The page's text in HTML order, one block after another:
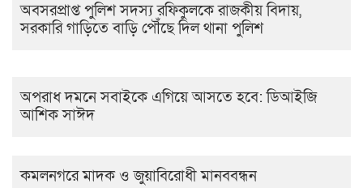
অবসরপ্রাপ্ত পুলিশ সদস্য রফিকুলকে রাজকীয় বিদায়,
সরকারি গাড়িতে বাড়ি পৌঁছে দিল থানা পুলিশ
অপরাধ দমনে সবাইকে এগিয়ে আসতে হবে: ডিআইজি
আশিক সাঈদ
কমলনগরে মাদক ও জুয়াবিরোধী মানববন্ধন